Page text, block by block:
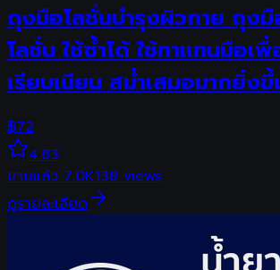
ถุงมือโลชั่นบำรุงผิวกาย ถุงมื
โลชั่น ใช้ซ้ำได้ ใช้ทาแทนมือเ
เรียบเนียน สม่ำเสมอมากยิ่ง
฿72
4.83
ขายแล้ว7.0K138views
ดูรายละเอียด